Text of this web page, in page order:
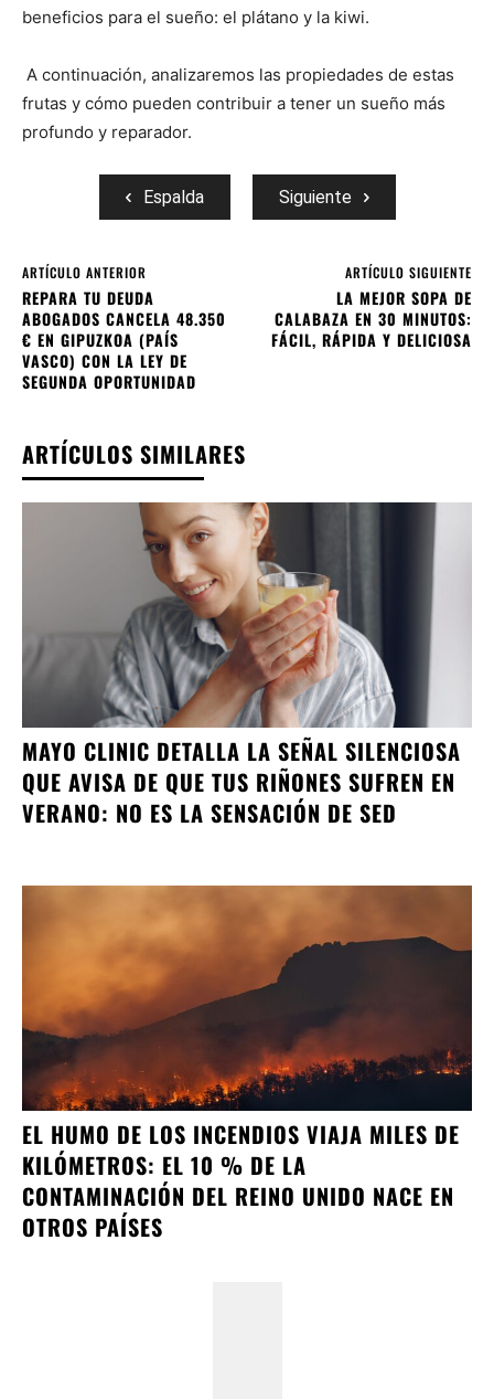
beneficios para el sueño: el plátano y la kiwi.
A continuación, analizaremos las propiedades de estas
frutas y cómo pueden contribuir a tener un sueño más
profundo y reparador.
Espalda Siguiente
ARTÍCULO ANTERIOR
REPARA TU DEUDA
ABOGADOS CANCELA 48.350
€ EN GIPUZKOA (PAÍS
VASCO) CON LA LEY DE
SEGUNDA OPORTUNIDAD
ARTÍCULO SIGUIENTE
LA MEJOR SOPA DE
CALABAZA EN 30 MINUTOS:
FÁCIL, RÁPIDA Y DELICIOSA
ARTÍCULOS SIMILARES
MAYO CLINIC DETALLA LA SEÑAL SILENCIOSA
QUE AVISA DE QUE TUS RIÑONES SUFREN EN
VERANO: NO ES LA SENSACIÓN DE SED
EL HUMO DE LOS INCENDIOS VIAJA MILES DE
KILÓMETROS: EL 10 % DE LA
CONTAMINACIÓN DEL REINO UNIDO NACE EN
OTROS PAÍSES